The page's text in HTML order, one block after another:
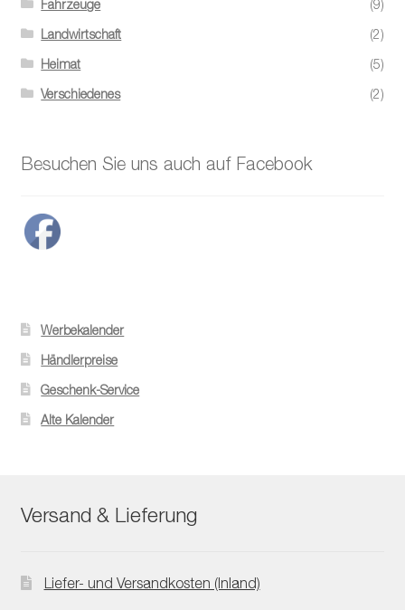
Fahrzeuge
(9)
Landwirtschaft
(2)
Heimat
(5)
Verschiedenes
(2)
Besuchen Sie uns auch auf Facebook
Werbekalender
Händlerpreise
Geschenk-Service
Alte Kalender
Versand & Lieferung
Liefer- und Versandkosten (Inland)